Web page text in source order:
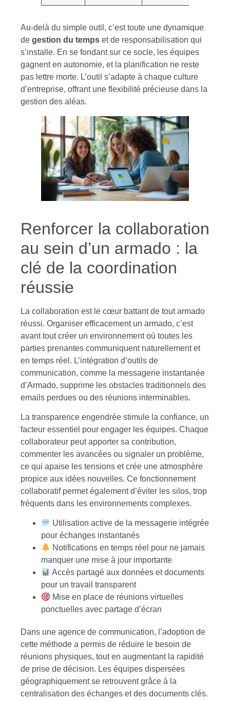
Au-delà du simple outil, c’est toute une dynamique
de gestion du temps et de responsabilisation qui
s’installe. En se fondant sur ce socle, les équipes
gagnent en autonomie, et la planification ne reste
pas lettre morte. L’outil s’adapte à chaque culture
d’entreprise, offrant une flexibilité précieuse dans la
gestion des aléas.
Renforcer la collaboration
au sein d’un armado : la
clé de la coordination
réussie
La collaboration est le cœur battant de tout armado
réussi. Organiser efficacement un armado, c’est
avant tout créer un environnement où toutes les
parties prenantes communiquent naturellement et
en temps réel. L’intégration d’outils de
communication, comme la messagerie instantanée
d’Armado, supprime les obstacles traditionnels des
emails perdues ou des réunions interminables.
La transparence engendrée stimule la confiance, un
facteur essentiel pour engager les équipes. Chaque
collaborateur peut apporter sa contribution,
commenter les avancées ou signaler un problème,
ce qui apaise les tensions et crée une atmosphère
propice aux idées nouvelles. Ce fonctionnement
collaboratif permet également d’éviter les silos, trop
fréquents dans les environnements complexes.
Utilisation active de la messagerie intégrée
pour échanges instantanés
Notifications en temps réel pour ne jamais
manquer une mise à jour importante
Accès partagé aux données et documents
pour un travail transparent
Mise en place de réunions virtuelles
ponctuelles avec partage d’écran
Dans une agence de communication, l’adoption de
cette méthode a permis de réduire le besoin de
réunions physiques, tout en augmentant la rapidité
de prise de décision. Les équipes dispersées
géographiquement se retrouvent grâce à la
centralisation des échanges et des documents clés.